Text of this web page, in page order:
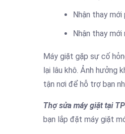
Nhận thay
Nhận thay
Máy giặt gặp sự cố
lại lâu khô. Ảnh hưởng
tận nơi để hỗ trợ bạn
Thợ sửa máy giặt tại
bạn lắp đặt máy giặt